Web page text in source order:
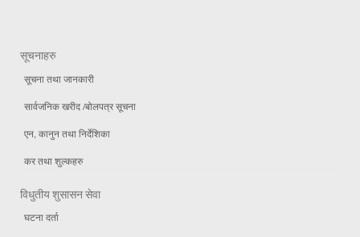
सूचनाहरु
सूचना तथा जानकारी
सार्वजनिक खरीद /बोलपत्र सूचना
एन, कानुन तथा निर्देशिका
कर तथा शुल्कहरु
विधुतीय शुसासन सेवा
घटना दर्ता